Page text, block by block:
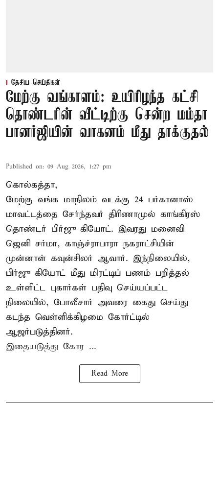
தேசிய செய்திகள்
மேற்கு வங்காளம்: உயிரிழந்த கட்சி
தொண்டரின் வீட்டிற்கு சென்ற மம்தா
பானர்ஜியின் வாகனம் மீது தாக்குதல்
Published on: 09 Aug 2026, 1:27 pm
கொல்கத்தா,
மேற்கு வங்க மாநிலம் வடக்கு 24 பர்கானாஸ்
மாவட்டத்தை சேர்ந்தவர் திரிணாமுல் காங்கிரஸ்
தொண்டர் பிர்ஜு கியோட். இவரது மனைவி
ஜெனி சர்மா, காஞ்ச்ராபாரா நகராட்சியின்
முன்னாள் கவுன்சிலர் ஆவார். இந்நிலையில்,
பிர்ஜு கியோட் மீது மிரட்டிப் பணம் பறித்தல்
உள்ளிட்ட புகார்கள் பதிவு செய்யப்பட்ட
நிலையில், போலீசார் அவரை கைது செய்து
கடந்த வெள்ளிக்கிழமை கோர்ட்டில்
ஆஜர்படுத்தினர்.
இதையடுத்து கோர ...
Read More